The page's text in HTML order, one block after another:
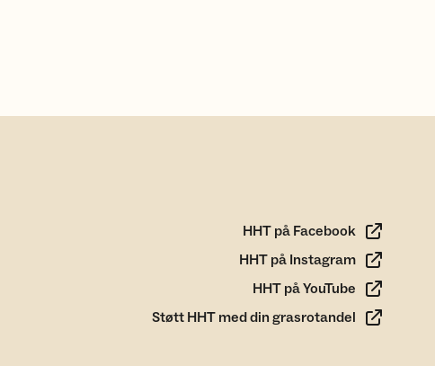
HHT på Facebook
HHT på Instagram
HHT på YouTube
Støtt HHT med din grasrotandel